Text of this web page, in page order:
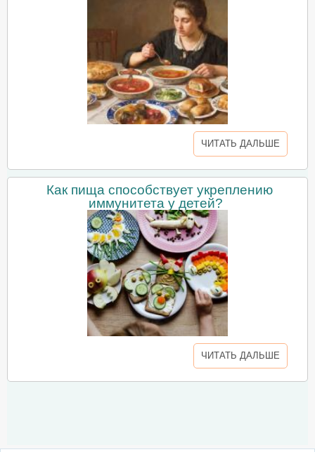
ЧИТАТЬ ДАЛЬШЕ
Как пища способствует укреплению
иммунитета у детей?
ЧИТАТЬ ДАЛЬШЕ